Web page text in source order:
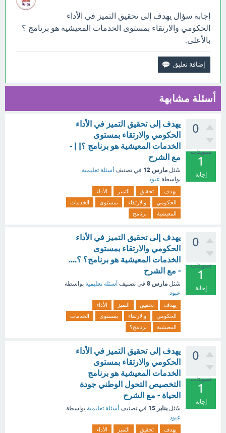
إجابة سؤال يهدف إلى تحقيق التميز في الأداء
الحكومي والارتقاء بمستوى الخدمات المعيشية هو برنامج ؟
بالأعلى.
أسئلة مشابهة
0
تصويتات
1
إجابة
يهدف إلى تحقيق التميز في الأداء
الحكومي والارتقاء بمستوى
الخدمات المعيشية هو برنامج ؟| | -
مع الشرح
سُئل مارس 12 في تصنيف أسئلة تعليمية
بواسطة عبود
يهدف تحقيق التميز
الأداء
الحكومي
والارتقاء بمستوى
الخدمات
المعيشية
برنامج
0
تصويتات
1
إجابة
يهدف إلى تحقيق التميز في الأداء
الحكومي والارتقاء بمستوى
الخدمات المعيشية هو برنامج؟ ؟....
- مع الشرح
سُئل مارس 8 في تصنيف أسئلة تعليمية بواسطة
عبود
يهدف تحقيق التميز
الأداء
الحكومي
والارتقاء بمستوى
الخدمات
المعيشية
برنامج؟
0
تصويتات
1
إجابة
يهدف إلى تحقيق التميز في الأداء
الحكومي والارتقاء بمستوى
الخدمات المعيشية هو برنامج
التخصيص التحول الوطني جودة
الحياة - مع الشرح
سُئل يناير 15 في تصنيف أسئلة تعليمية بواسطة
عبود
يهدف تحقيق التميز
الأداء